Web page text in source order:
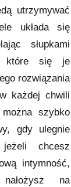
utrzymywać
układa się
słupkami
które się je
rozwiązania
każdej chwili
szybko
gdy ulegnie
chcesz
intymność,
na